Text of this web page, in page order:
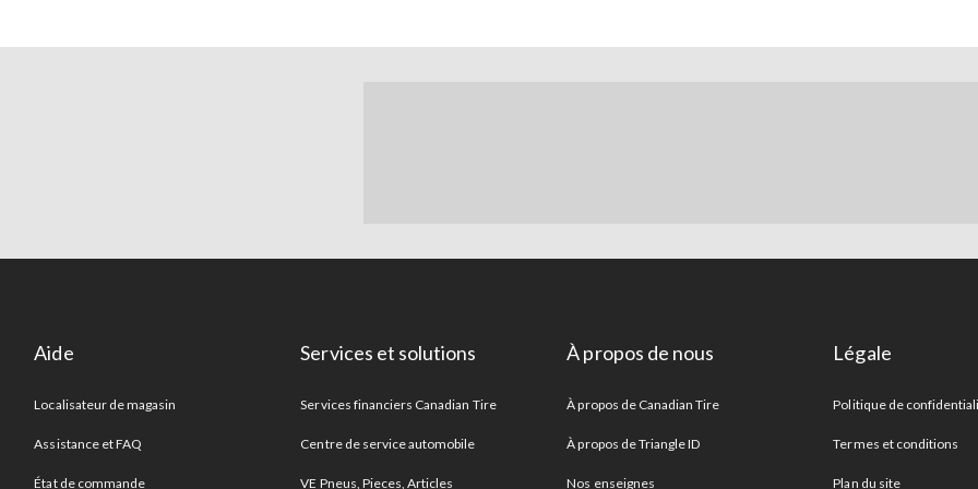
Aide
Localisateur de magasin
Assistance et FAQ
État de commande
Services et solutions
Services financiers Canadian Tire
Centre de service automobile
VE Pneus, Pieces, Articles
À propos de nous
À propos de Canadian Tire
À propos de Triangle ID
Nos enseignes
Légale
Politique de
Termes et conditions
Plan du site